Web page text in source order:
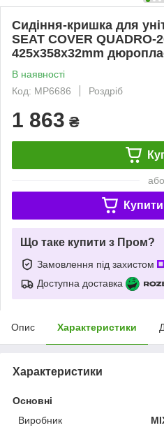
Сидіння-кришка для
SEAT COVER QUADRO-
425х358х32mm
В наявності
Код: MP6686
Роздріб
1 863 ₴
або
Що таке купити з Пром?
Замовлення під захистом
Доступна доставка
Опис Характеристики
Характеристики
Основні
Виробник